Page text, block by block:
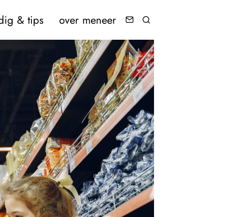
& tips over meneer